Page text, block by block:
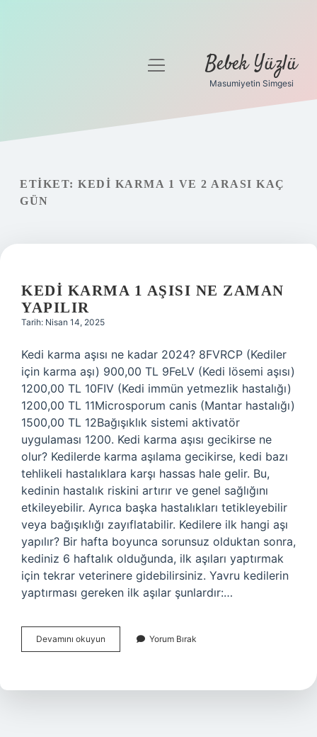
Gizlilik Politikası
menüyü
Bebek Yüzlü
Masumiyetin Simgesi
ETIKET: KEDI KARMA 1 VE 2 ARASI KAÇ
GÜN
KEDI KARMA 1 AŞISI NE ZAMAN
YAPILIR
Tarih: Nisan 14, 2025
Kedi karma aşısı ne kadar 2024? 8FVRCP (Kediler
için karma aşı) 900,00 TL 9FeLV (Kedi lösemi aşısı)
1200,00 TL 10FIV (Kedi immün yetmezlik hastalığı)
1200,00 TL 11Microsporum canis (Mantar hastalığı)
1500,00 TL 12Bağışıklık sistemi aktivatör
uygulaması 1200. Kedi karma aşısı gecikirse ne
olur? Kedilerde karma aşılama gecikirse, kedi bazı
tehlikeli hastalıklara karşı hassas hale gelir. Bu,
kedinin hastalık riskini artırır ve genel sağlığını
etkileyebilir. Ayrıca başka hastalıkları tetikleyebilir
veya bağışıklığı zayıflatabilir. Kedilere ilk hangi aşı
yapılır? Bir hafta boyunca sorunsuz olduktan sonra,
kediniz 6 haftalık olduğunda, ilk aşıları yaptırmak
için tekrar veterinere gidebilirsiniz. Yavru kedilerin
yaptırması gereken ilk aşılar şunlardır:…
Devamını okuyun
Karma
Ne
Yorum Bırak